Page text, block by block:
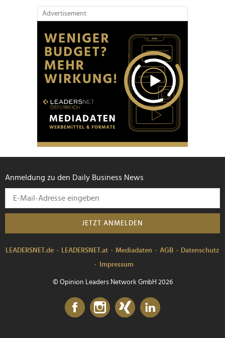
Advertisement
Anmeldung zu den Daily Business News
JETZT ANMELDEN
LEADERSNET.de LEADERSNET.at Mediadaten AGB
Datenschutz
Impressum
© Opinion Leaders Network GmbH 2026